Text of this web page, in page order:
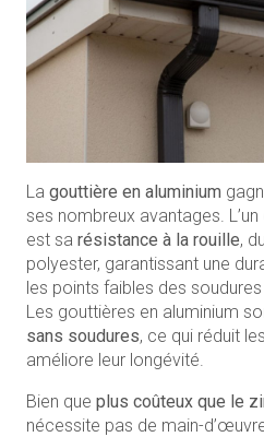
La gouttière en aluminium
ses nombreux avantages.
est sa résistance à la rouille,
polyester, garantissant une
les points faibles des
Les gouttières en aluminium
sans soudures, ce qui réduit
améliore leur longévité.
Bien que plus coûteux que le
nécessite pas de main-